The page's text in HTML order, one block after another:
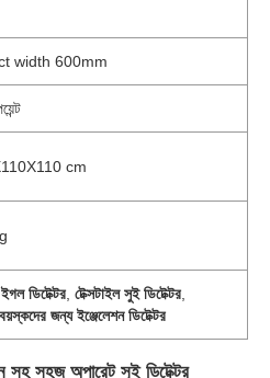
width 600mm
cm
ডিটেক্টর,টেক্সটাইল সুই ডিটেক্টর,
জন্য ইঞ্জেলেশন ডিটেক্টর
সহ সহজ অপারেট সুই ডিটেক্টর